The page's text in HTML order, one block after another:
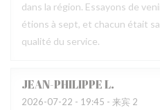
dans la région. Essayons de
étions à sept, et chacun était
qualité du service.
JEAN-PHILIPPEL
2026-07-22 - 19:45 - 来宾 2